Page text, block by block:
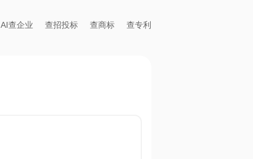
AI查企业 查招投标 查商标 查专利